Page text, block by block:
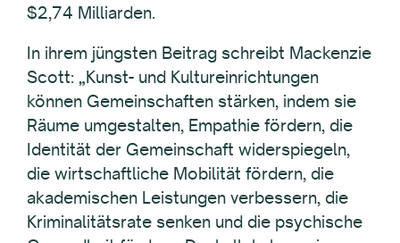
$2,74 Milliarden.
In ihrem jüngsten Beitrag schreibt Mackenzie
Scott: „Kunst- und Kultureinrichtungen
können Gemeinschaften stärken, indem sie
Räume umgestalten, Empathie fördern, die
Identität der Gemeinschaft widerspiegeln,
die wirtschaftliche Mobilität fördern, die
akademischen Leistungen verbessern, die
Kriminalitätsrate senken und die psychische